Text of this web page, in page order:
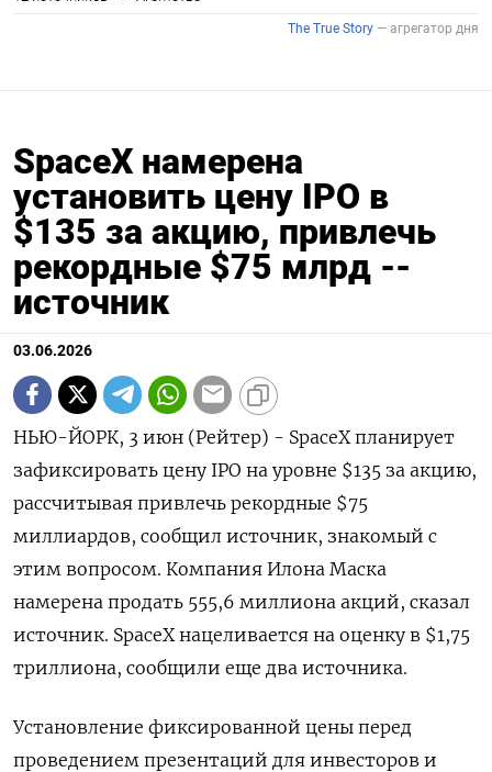
SpaceX намерена
установить цену IPO в
$135 за акцию, привлечь
рекордные $75 млрд --
источник
03.06.2026
НЬЮ-ЙОРК, 3 июн (Рейтер) - SpaceX планирует
зафиксировать цену IPO на уровне $135 за акцию,
рассчитывая привлечь рекордные $75
миллиардов, сообщил источник, знакомый с
этим вопросом. Компания ‌Илона Маска
намерена продать 555,6 миллиона акций, сказал
источник. SpaceX нацеливается на оценку в $1,75
триллиона, сообщили еще два источника.
Установление фиксированной цены ​перед
проведением презентаций для ​инвесторов и ​